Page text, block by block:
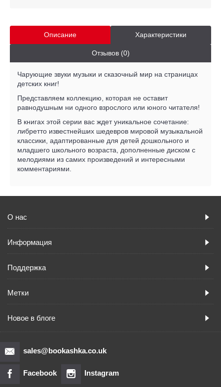
Описание Характеристики
Отзывов (0)
Чарующие звуки музыки и сказочный мир на страницах
детских книг!
Представляем коллекцию, которая не оставит
равнодушным ни одного взрослого или юного читателя!
В книгах этой серии вас ждет уникальное сочетание:
либретто известнейших шедевров мировой музыкальной
классики, адаптированные для детей дошкольного и
младшего школьного возраста, дополненные диском с
мелодиями из самих произведений и интересными
комментариями.
О нас
Информация
Поддержка
Метки
Новое в блоге
sales@bookashka.co.uk
Facebook Instagram